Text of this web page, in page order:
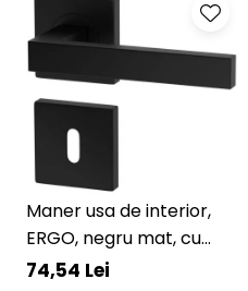
Maner usa de interior,
ERGO, negru mat, cu
rozeta cheie
74,54 Lei